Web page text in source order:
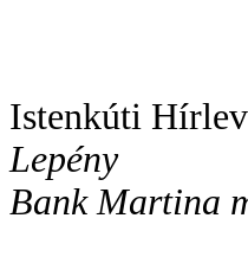
Istenkúti
Lepény
Bank Martina